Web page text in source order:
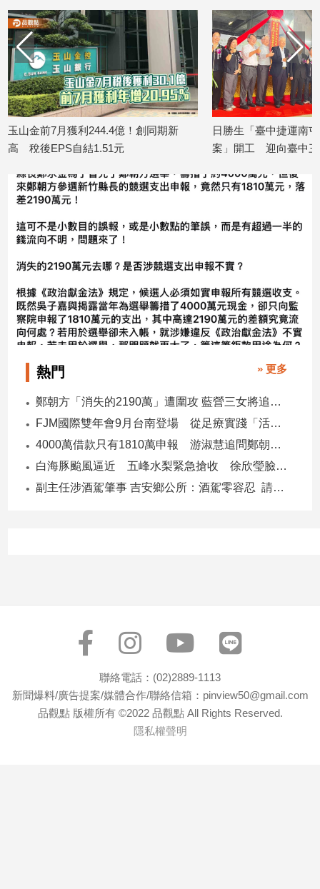
設
計
旅
遊/
美
食
星
座/
命
消
費
康/
親
子/
情
藝
術
／
電
薦
科
技/
專
億！創同期新
元
日勝生「臺中捷運南屯站(G11)土地開發
案」開工 迎向臺中三軌時代
熱門 » 更多
鄭朝方「消失的2190萬」遭圍攻 藍營三女將追金流 拿出還款證明
FJM國際雙年會9月台南登場 從足療實踐「活出愛」
4000萬借款只有1810萬申報 游淑慧追問鄭朝方：2190萬差額去哪了
白海豚颱風逼近 五峰水梨緊急搶收 徐欣瑩臉書急呼「搶救五峰水梨」
副主任涉酒駕肇事 吉安鄉公所：酒駕零容忍 請辭獲准
聯絡電話：(02)2889-1113
新聞爆料/廣告提案/媒體合作/聯絡信箱：pinview50@gmail.com
品觀點 版權所有 ©2022 品觀點 All Rights Reserved.
隱私權聲明